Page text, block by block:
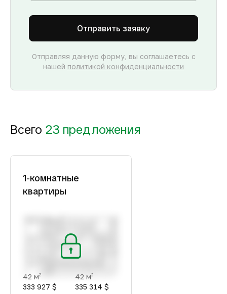
Отправить заявку
Отправляя данную форму, вы соглашаетесь с
нашей политикой конфиденциальности
Всего 23 предложения
1-комнатные
квартиры
42 м2
333 927 $
42 м2
335 314 $